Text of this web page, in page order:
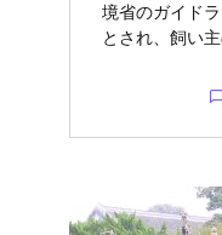
境省のガイド
とされ、飼い